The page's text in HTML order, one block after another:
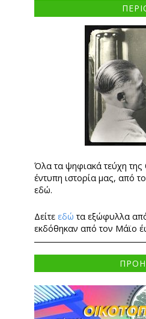
Όλα τα ψηφιακά τεύχη της
έντυπη ιστορία μας, από
εδώ.
Δείτε εδώ τα εξώφυλλα
εκδόθηκαν από τον Μάϊο